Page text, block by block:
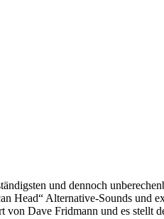
und dennoch
Alternative-Sounds und
Dave Fridmann und es stellt